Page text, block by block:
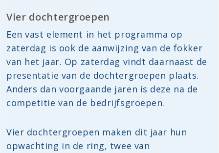
Vier dochtergroepen
Een vast element in het programma op
zaterdag is ook de aanwijzing van de fokker
van het jaar. Op zaterdag vindt daarnaast de
presentatie van de dochtergroepen plaats.
Anders dan voorgaande jaren is deze na de
competitie van de bedrijfsgroepen.
Vier dochtergroepen maken dit jaar hun
opwachting in de ring, twee van